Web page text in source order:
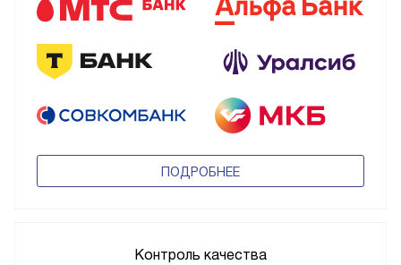
ПОДРОБНЕЕ
Контроль качества